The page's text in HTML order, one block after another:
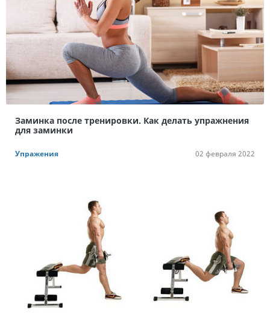
Заминка после тренировки. Как делать упражнения
для заминки
Упражения 02 февраля 2022